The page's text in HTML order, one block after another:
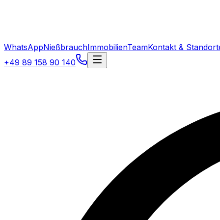
WhatsAppNießbrauchImmobilienTeamKontakt &
+49 89 158 90 140